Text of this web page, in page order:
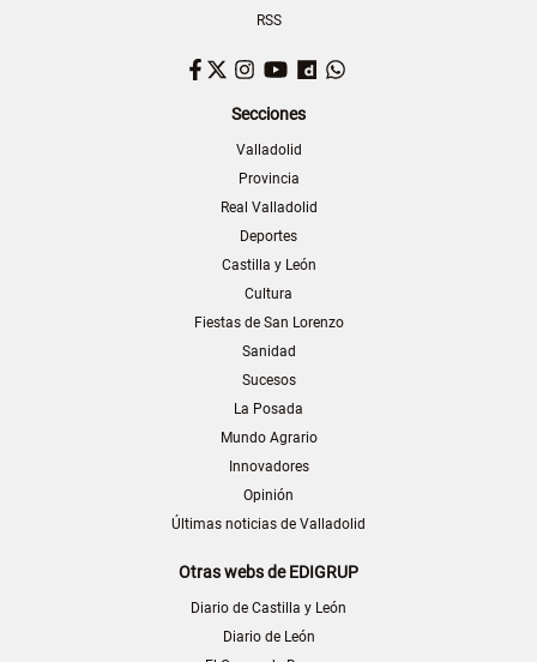
RSS
Facebook
TwitterInstagram
YouTubeDailymotion
Secciones
Valladolid
Provincia
Real Valladolid
Deportes
Castilla y León
Cultura
Fiestas de San Lorenzo
Sanidad
Sucesos
La Posada
Mundo Agrario
Innovadores
Opinión
Últimas noticias de Valladolid
Otras webs de EDIGRUP
Diario de Castilla y León
Diario de León